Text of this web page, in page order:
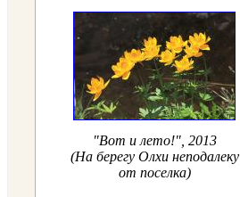
"Вот и лето!", 2013
(На берегу Олхи неподалеку
от поселка)